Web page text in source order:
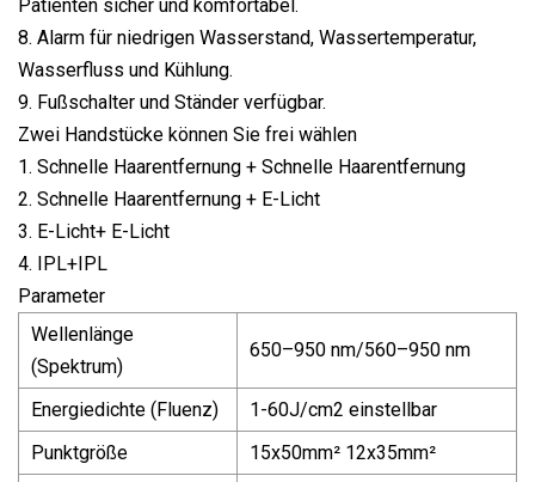
Patienten sicher und komfortabel.
8. Alarm für niedrigen Wasserstand, Wassertemperatur,
Wasserfluss und Kühlung.
9. Fußschalter und Ständer verfügbar.
Zwei Handstücke können Sie frei wählen
1. Schnelle Haarentfernung + Schnelle Haarentfernung
2. Schnelle Haarentfernung + E-Licht
3. E-Licht+ E-Licht
4. IPL+IPL
Parameter
Wellenlänge
(Spektrum)
650–950 nm/560–950 nm
Energiedichte (Fluenz)
1-60J/cm2 einstellbar
Punktgröße
15x50mm² 12x35mm²